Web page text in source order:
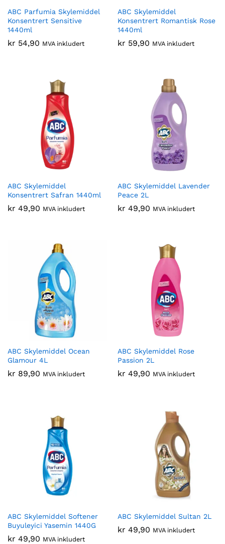
ABC Parfumia Skylemiddel
Konsentrert Sensitive
1440ml
kr 54,90 MVA inkludert
ABC Skylemiddel
Konsentrert Romantisk Rose
1440ml
kr 59,90 MVA inkludert
ABC Skylemiddel
Konsentrert Safran 1440ml
kr 49,90 MVA inkludert
ABC Skylemiddel Lavender
Peace 2L
kr 49,90 MVA inkludert
ABC Skylemiddel Ocean
Glamour 4L
kr 89,90 MVA inkludert
ABC Skylemiddel Rose
Passion 2L
kr 49,90 MVA inkludert
ABC Skylemiddel Softener
Buyuleyici Yasemin 1440G
kr 49,90 MVA inkludert
ABC Skylemiddel Sultan 2L
kr 49,90 MVA inkludert